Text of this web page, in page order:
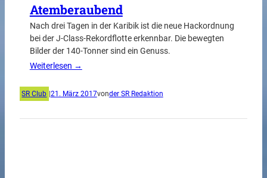
Atemberaubend
Nach drei Tagen in der Karibik ist die neue Hackordnung
bei der J-Class-Rekordflotte erkennbar. Die bewegten
Bilder der 140-Tonner sind ein Genuss.
Weiterlesen →
SR Club |21. März 2017vonder SR Redaktion